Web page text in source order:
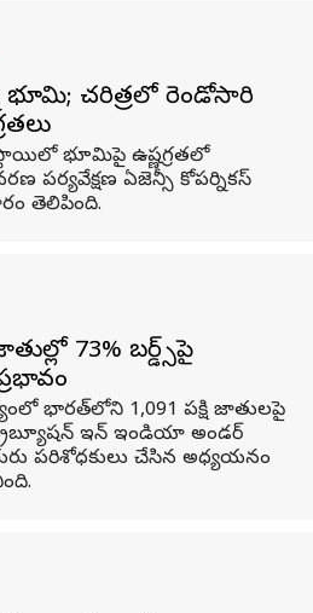
చరిత్రలో రెండోసారి
భూమిపై ఉష్ణగ్రతలో
పర్యవేక్షణ ఏజెన్సీ కోపర్నికస్
తెలిపింది.
73% బర్డ్స్‌పై
భారత్‌లోని 1,091 పక్షి జాతులపై
ఇన్ ఇండియా అండర్
పరిశోధకులు చేసిన అధ్యయనం